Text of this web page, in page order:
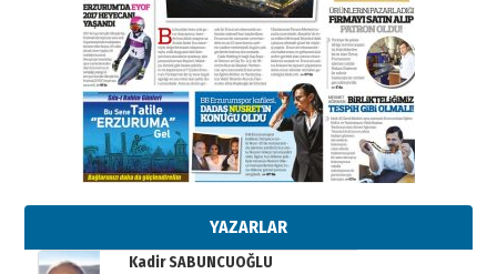
YAZARLAR
26 Mart 2026 Perşembe
Cem Bakırcı
Ardında bıraktığı hatıralarıyla
gönül adamı Faruk Terzioğlu!
13 Mayıs 2026 Çarşamba
Esat BİNDESEN
Başkan Sekmen’den Erzurum’a
bir vizyon proje daha!
02 Ağustos 2026 Pazar
Kadir SABUNCUOĞLU